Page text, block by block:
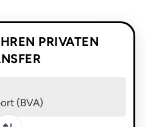
PRIVATEN
(BVA)